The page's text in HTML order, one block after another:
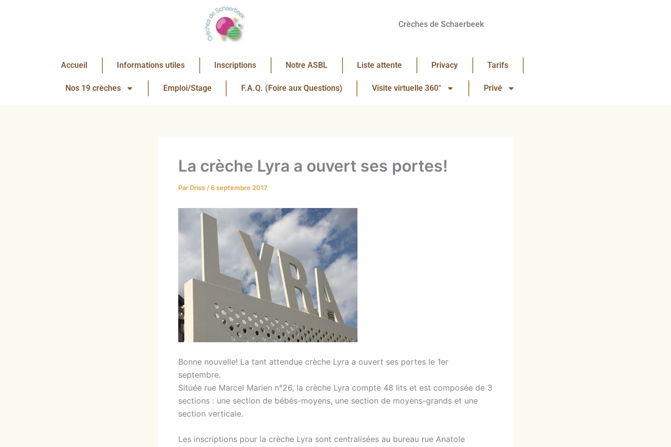
Crèches de Schaerbeek
Accueil Informations utiles Inscriptions Notre ASBL Liste attente Privacy Tarifs
Nos 19 crèches Emploi/Stage F.A.Q. (Foire aux Questions) Visite virtuelle 360° Privé
La crèche Lyra a ouvert ses portes!
Par Driss /6 septembre 2017
Bonne nouvelle! La tant attendue crèche Lyra a ouvert ses portes le 1er
septembre.
Située rue Marcel Marien n°26, la crèche Lyra compte 48 lits et est composée de 3
sections : une section de bébés-moyens, une section de moyens-grands et une
section verticale.
Les inscriptions pour la crèche Lyra sont centralisées au bureau rue Anatole